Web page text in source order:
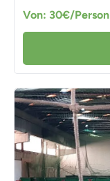
Von: 30€/Person